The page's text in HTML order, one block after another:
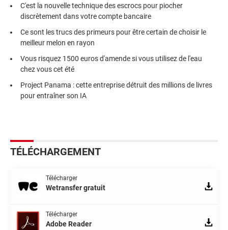
C'est la nouvelle technique des escrocs pour piocher
discrètement dans votre compte bancaire
Ce sont les trucs des primeurs pour être certain de choisir le
meilleur melon en rayon
Vous risquez 1500 euros d'amende si vous utilisez de l'eau
chez vous cet été
Project Panama : cette entreprise détruit des millions de livres
pour entraîner son IA
TÉLÉCHARGEMENT
Télécharger
Wetransfer gratuit
Télécharger
Adobe Reader